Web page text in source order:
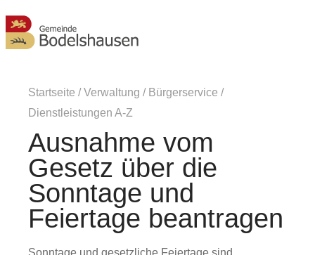
Startseite /Verwaltung / Bürgerservice /
Dienstleistungen A-Z
Ausnahme vom
Gesetz über die
Sonntage und
Feiertage beantragen
Sonntage und gesetzliche Feiertage sind